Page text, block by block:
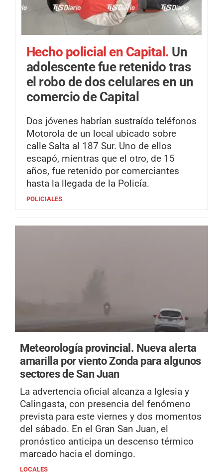
Hecho policial en Capital. Un
adolescente fue retenido tras
el robo de dos celulares en un
comercio de Capital
Dos jóvenes habrían sustraído teléfonos
Motorola de un local ubicado sobre
calle Salta al 187 Sur. Uno de ellos
escapó, mientras que el otro, de 15
años, fue retenido por comerciantes
hasta la llegada de la Policía.
POLICIALES
Meteorología provincial. Nueva alerta
amarilla por viento Zonda para algunos
sectores de San Juan
La advertencia oficial alcanza a Iglesia y
Calingasta, con presencia del fenómeno
prevista para este viernes y dos momentos
del sábado. En el Gran San Juan, el
pronóstico anticipa un descenso térmico
marcado hacia el domingo.
LOCALES